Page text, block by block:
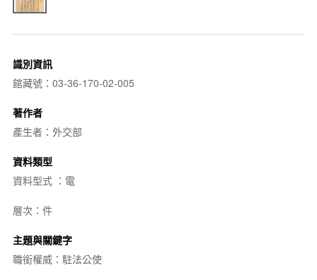
識別資訊
館藏號：03-36-170-02-005
著作者
產生者：外交部
資料類型
資料型式 ：電
層次：件
主題與關鍵字
職銜權威：駐法公使